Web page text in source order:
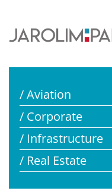
/ Aviation
/ Corporate
/ Infrastructure
/ Real Estate